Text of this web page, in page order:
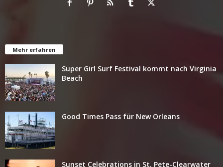
Mehr erfahren
Super Girl Surf Festival kommt nach Virginia
Beach
Good Times Pass für New Orleans
Sunset Celebrations in St. Pete-Clearwater